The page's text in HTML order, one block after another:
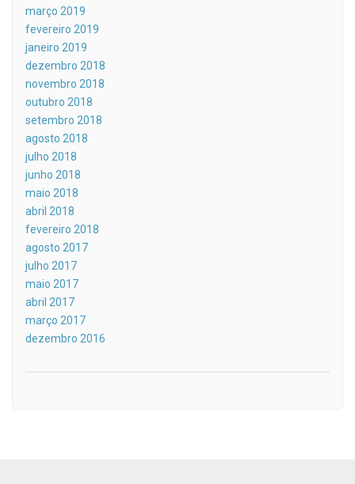
março 2019
fevereiro 2019
janeiro 2019
dezembro 2018
novembro 2018
outubro 2018
setembro 2018
agosto 2018
julho 2018
junho 2018
maio 2018
abril 2018
fevereiro 2018
agosto 2017
julho 2017
maio 2017
abril 2017
março 2017
dezembro 2016